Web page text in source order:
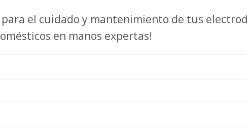
el cuidado y mantenimiento de tus
en manos expertas!